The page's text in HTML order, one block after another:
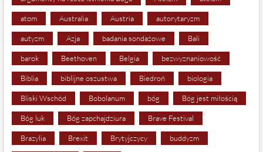
atom Australia Austria autorytaryzm
autyzm Azja badania sondażowe Bali
barok Beethoven Belgia bezwyznaniowość
Biblia biblijne oszustwa Biedroń biologia
Bliski Wschód Bobolanum bóg Bóg jest miłością
Bóg luk Bóg zapchajdziura Brave Festival
Brazylia Brexit Brytyjczycy buddyzm